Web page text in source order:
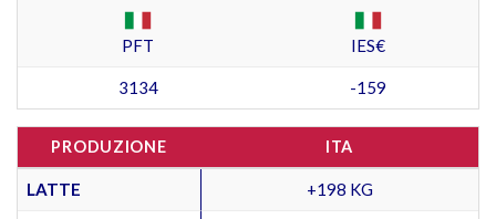
PFT IES€
3134 -159
PRODUZIONE ITA
LATTE +198 KG